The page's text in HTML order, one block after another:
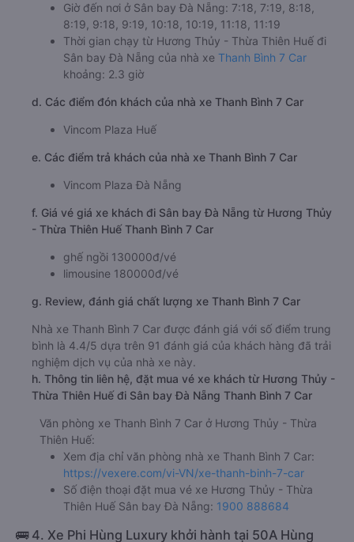
Giờ đến nơi ở Sân bay Đà Nẵng: 7:18, 7:19, 8:18,
8:19, 9:18, 9:19, 10:18, 10:19, 11:18, 11:19
Thời gian chạy từ Hương Thủy - Thừa Thiên Huế đi
Sân bay Đà Nẵng của nhà xe Thanh Bình 7 Car
khoảng: 2.3 giờ
d. Các điểm đón khách của nhà xe Thanh Bình 7 Car
Vincom Plaza Huế
e. Các điểm trả khách của nhà xe Thanh Bình 7 Car
Vincom Plaza Đà Nẵng
f. Giá vé giá xe khách đi Sân bay Đà Nẵng từ Hương Thủy
- Thừa Thiên Huế Thanh Bình 7 Car
ghế ngồi 130000đ/vé
limousine 180000đ/vé
g. Review, đánh giá chất lượng xe Thanh Bình 7 Car
Nhà xe Thanh Bình 7 Car được đánh giá với số điểm trung
bình là 4.4/5 dựa trên 91 đánh giá của khách hàng đã trải
nghiệm dịch vụ của nhà xe này.
h. Thông tin liên hệ, đặt mua vé xe khách từ Hương Thủy -
Thừa Thiên Huế đi Sân bay Đà Nẵng Thanh Bình 7 Car
Văn phòng xe Thanh Bình 7 Car ở Hương Thủy - Thừa
Thiên Huế:
Xem địa chỉ văn phòng nhà xe Thanh Bình 7 Car:
https://vexere.com/vi-VN/xe-thanh-binh-7-car
Số điện thoại đặt mua vé xe Hương Thủy - Thừa
Thiên Huế Sân bay Đà Nẵng: 1900 888684
🚌 4. Xe Phi Hùng Luxury khởi hành tại 50A Hùng